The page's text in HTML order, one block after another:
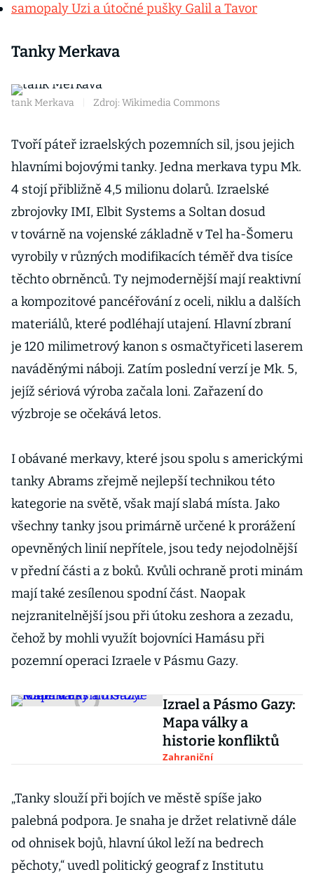
samopaly Uzi a útočné pušky Galil a Tavor
Tanky Merkava
tank Merkava Zdroj: Wikimedia Commons
Tvoří páteř izraelských pozemních sil, jsou jejich
hlavními bojovými tanky. Jedna merkava typu Mk.
4 stojí přibližně 4,5 milionu dolarů. Izraelské
zbrojovky IMI, Elbit Systems a Soltan dosud
v továrně na vojenské základně v Tel ha-Šomeru
vyrobily v různých modifikacích téměř dva tisíce
těchto obrněnců. Ty nejmodernější mají reaktivní
a kompozitové pancéřování z oceli, niklu a dalších
materiálů, které podléhají utajení. Hlavní zbraní
je 120 milimetrový kanon s osmačtyřiceti laserem
naváděnými náboji. Zatím poslední verzí je Mk. 5,
jejíž sériová výroba začala loni. Zařazení do
výzbroje se očekává letos.
I obávané merkavy, které jsou spolu s americkými
tanky Abrams zřejmě nejlepší technikou této
kategorie na světě, však mají slabá místa. Jako
všechny tanky jsou primárně určené k prorážení
opevněných linií nepřítele, jsou tedy nejodolnější
v přední části a z boků. Kvůli ochraně proti minám
mají také zesílenou spodní část. Naopak
nejzranitelnější jsou při útoku zeshora a zezadu,
čehož by mohli využít bojovníci Hamásu při
pozemní operaci Izraele v Pásmu Gazy.
Izrael a Pásmo Gazy:
Mapa války a
historie konfliktů
Zahraniční
„Tanky slouží při bojích ve městě spíše jako
palebná podpora. Je snaha je držet relativně dále
od ohnisek bojů, hlavní úkol leží na bedrech
pěchoty,“ uvedl politický geograf z Institutu